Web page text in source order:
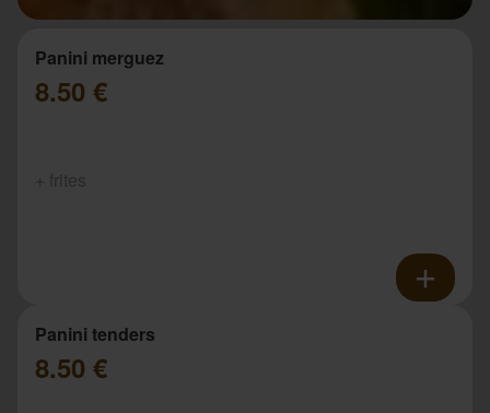
Panini merguez
8.50 €
Panini tenders
8.50 €